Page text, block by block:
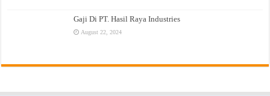
Gaji Di PT. Hasil Raya Industries
August 22, 2024